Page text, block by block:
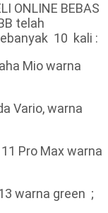
ONLINE BEBAS
telah
10 kali :
Mio warna
Vario, warna
Pro Max warna
warna green ;